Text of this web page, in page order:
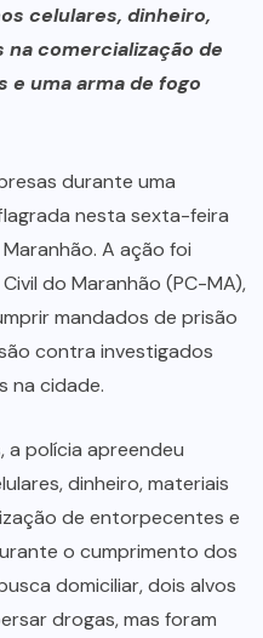
celulares, dinheiro,
na comercialização de
uma arma de fogo
durante uma
nesta sexta-feira
Maranhão. A ação foi
do Maranhão (PC-MA),
mandados de prisão
contra investigados
na cidade.
a polícia apreendeu
dinheiro, materiais
de entorpecentes e
o cumprimento dos
domiciliar, dois alvos
drogas, mas foram